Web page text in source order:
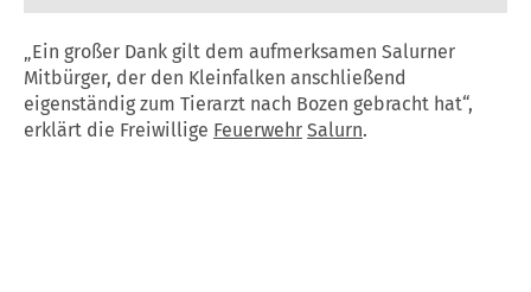
„Ein großer Dank gilt dem aufmerksamen Salurner
Mitbürger, der den Kleinfalken anschließend
eigenständig zum Tierarzt nach Bozen gebracht hat“,
erklärt die Freiwillige Feuerwehr Salurn.